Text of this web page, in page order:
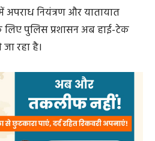
अपराध नियंत्रण और यातायात
पुलिस प्रशासन अब हाई-टेक
रहा है।